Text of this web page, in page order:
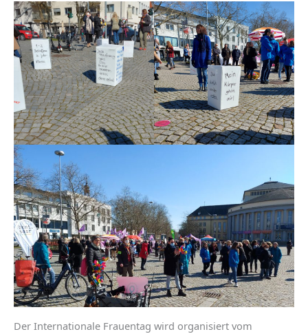
Der Internationale Frauentag wird organisiert vom